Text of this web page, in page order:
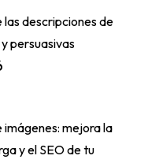
las descripciones de
persuasivas
mejora la
y el SEO de tu